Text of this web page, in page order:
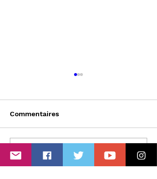
Le Vitriot Parleur -
numéro 3
Commentaires
Rédigez un commentaire...